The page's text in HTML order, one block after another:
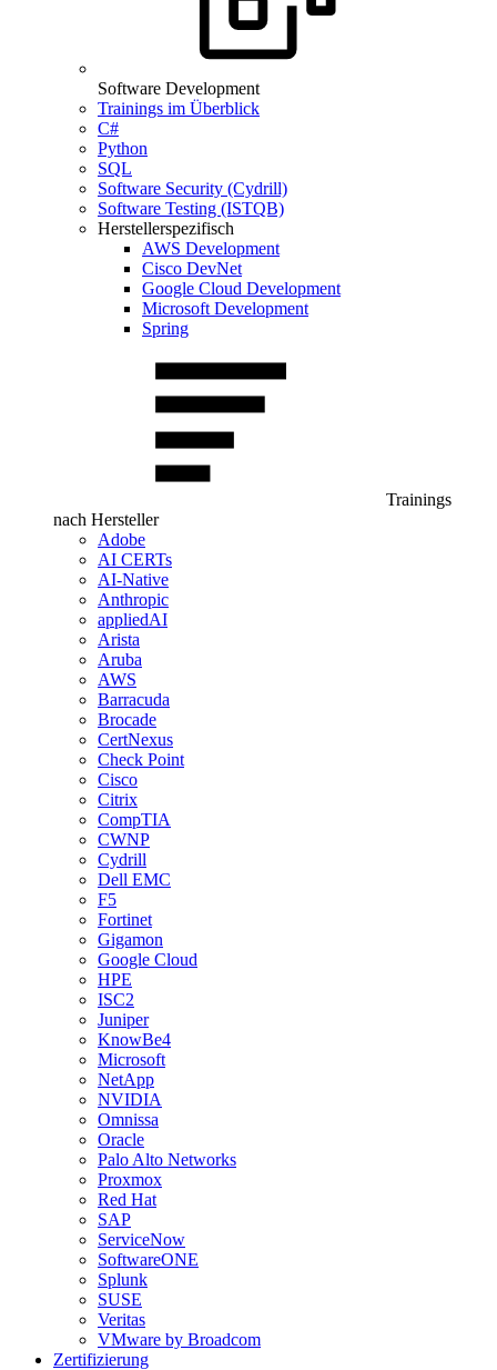
Software Development
Trainings im Überblick
C#
Python
SQL
Software Security (Cydrill)
Software Testing (ISTQB)
Herstellerspezifisch
AWS Development
Cisco DevNet
Google Cloud Development
Microsoft Development
Spring
Trainings
nach Hersteller
Adobe
AI CERTs
AI-Native
Anthropic
appliedAI
Arista
Aruba
AWS
Barracuda
Brocade
CertNexus
Check Point
Cisco
Citrix
CompTIA
CWNP
Cydrill
Dell EMC
F5
Fortinet
Gigamon
Google Cloud
HPE
ISC2
Juniper
KnowBe4
Microsoft
NetApp
NVIDIA
Omnissa
Oracle
Palo Alto Networks
Proxmox
Red Hat
SAP
ServiceNow
SoftwareONE
Splunk
SUSE
Veritas
VMware by Broadcom
Zertifizierung